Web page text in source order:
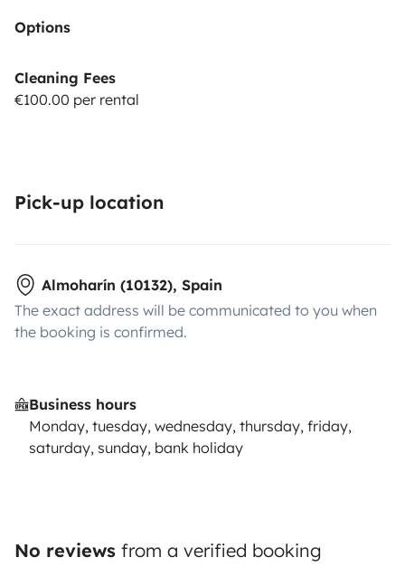
Options
Cleaning Fees
€100.00 per rental
Pick-up location
Almoharín (10132), Spain
The exact address will be communicated to you when
the booking is confirmed.
Business hours
Monday, tuesday, wednesday, thursday, friday,
saturday, sunday, bank holiday
No reviews from a verified booking